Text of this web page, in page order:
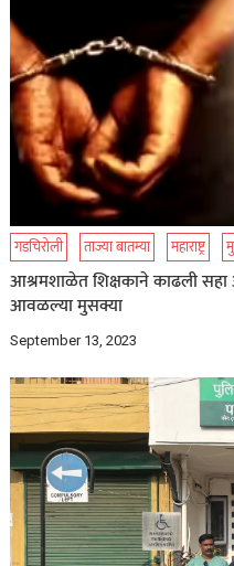
गडचिरोली ताज्या बातम्या महाराष्ट्र
आश्रमशाळेत शिक्षकाने काढली सहा
आवळल्या मुसक्या
September 13, 2023